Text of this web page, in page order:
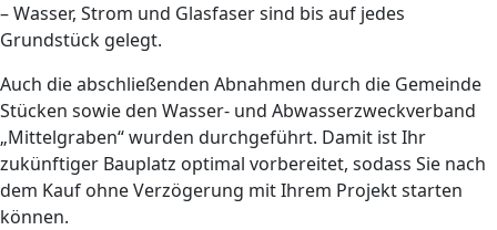
– Wasser, Strom und Glasfaser sind bis auf jedes
Grundstück gelegt.
Auch die abschließenden Abnahmen durch die Gemeinde
Stücken sowie den Wasser- und Abwasserzweckverband
„Mittelgraben“ wurden durchgeführt. Damit ist Ihr
zukünftiger Bauplatz optimal vorbereitet, sodass Sie nach
dem Kauf ohne Verzögerung mit Ihrem Projekt starten
können.